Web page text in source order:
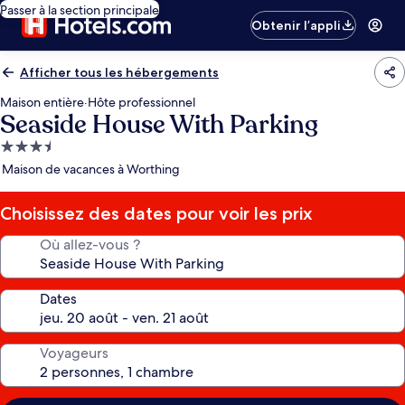
Passer à la section principale
Obtenir l’appli
Afficher tous les hébergements
Maison entière·Hôte professionnel
Seaside House With Parking
Hébergement
3.5 étoiles
Maison de vacances à Worthing
Choisissez des dates pour voir les prix
Où allez-vous ?
Dates
Voyageurs